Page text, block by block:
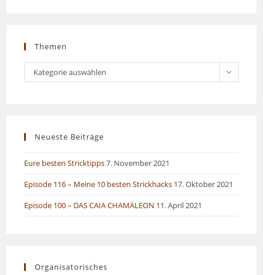
Themen
Themen
Kategorie auswählen
Neueste Beiträge
Eure besten Stricktipps7. November 2021
Episode 116 – Meine 10 besten Strickhacks 17. Oktober 2021
Episode 100 – DAS CAIA CHAMÄLEON 11. April 2021
Organisatorisches